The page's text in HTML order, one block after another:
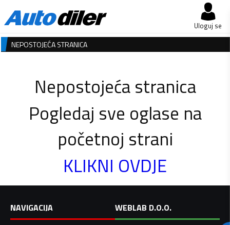
Uloguj se
NEPOSTOJEĆA STRANICA
Nepostojeća stranica
Pogledaj sve oglase na
početnoj strani
KLIKNI OVDJE
NAVIGACIJA
WEBLAB D.O.O.